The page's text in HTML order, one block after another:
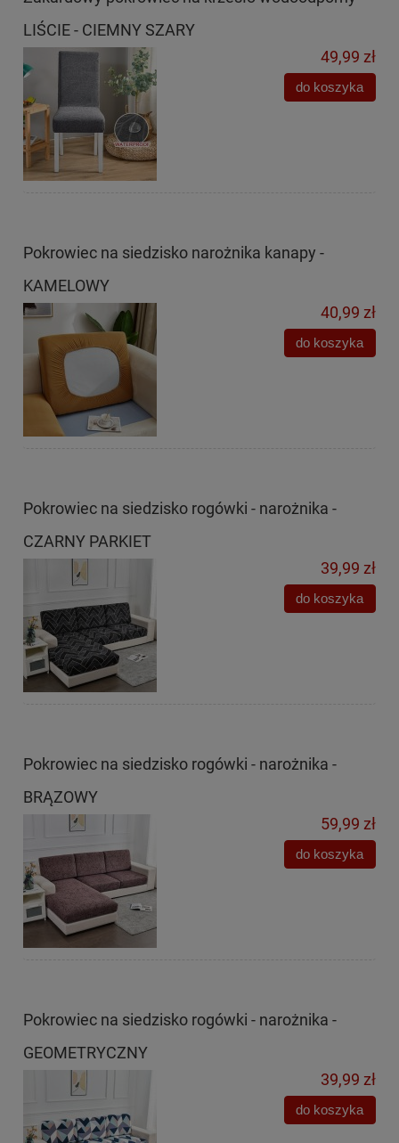
LIŚCIE - CIEMNY SZARY
49,99 zł
do koszyka
Pokrowiec na siedzisko narożnika kanapy -
KAMELOWY
40,99 zł
do koszyka
Pokrowiec na siedzisko rogówki - narożnika -
CZARNY PARKIET
39,99 zł
do koszyka
Pokrowiec na siedzisko rogówki - narożnika -
BRĄZOWY
59,99 zł
do koszyka
Pokrowiec na siedzisko rogówki - narożnika -
GEOMETRYCZNY
39,99 zł
do koszyka